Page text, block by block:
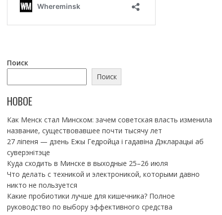
Поиск
Поиск
НОВОЕ
Как Менск стал Минском: зачем советская власть изменила
название, существовавшее почти тысячу лет
27 ліпеня — дзень Ежы Гедройца і гадавіна Дэкларацыі аб
суверэнітэце
Куда сходить в Минске в выходные 25–26 июля
Что делать с техникой и электроникой, которыми давно
никто не пользуется
Какие пробиотики лучше для кишечника? Полное
руководство по выбору эффективного средства